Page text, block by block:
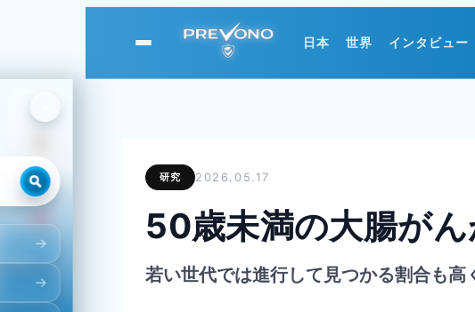
PREVONO 日本 世界 インタビュー
研究 2026.05.17
50歳未満の大腸が
若い世代では進行して見つかる割合も高